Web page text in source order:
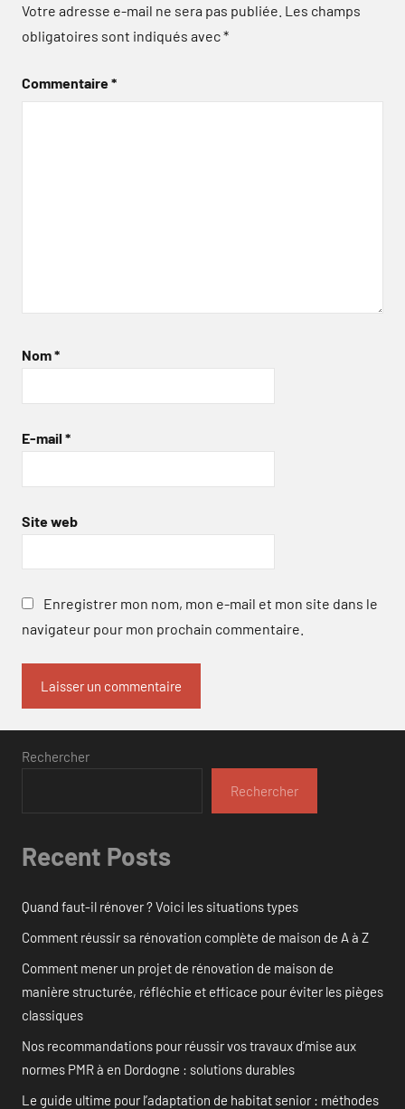
Votre adresse e-mail ne sera pas publiée. Les champs
obligatoires sont indiqués avec*
Commentaire*
Nom*
E-mail *
Site web
Enregistrer mon nom, mon e-mail et mon site dans le
navigateur pour mon prochain commentaire.
Rechercher
Rechercher
Recent Posts
Quand faut-il rénover ? Voici les situations types
Comment réussir sa rénovation complète de maison de A à Z
Comment mener un projet de rénovation de maison de
manière structurée, réfléchie et efficace pour éviter les pièges
classiques
Nos recommandations pour réussir vos travaux d’mise aux
normes PMR à en Dordogne : solutions durables
Le guide ultime pour l’adaptation de habitat senior : méthodes